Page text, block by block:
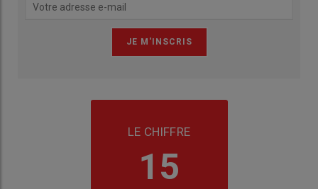
LE CHIFFRE
15